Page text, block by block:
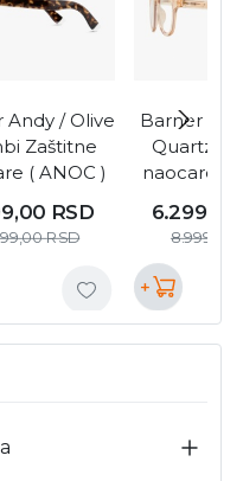
Andy / Olive
Zaštitne
( ANOC )
RSD
RSD
Barner
Quartz
naocare (
6.299,00
8.999,00
+